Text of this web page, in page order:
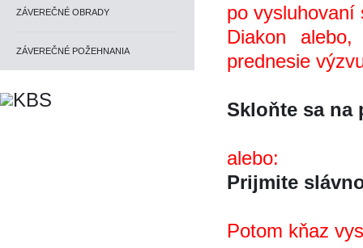
ZÁVEREČNÉ OBRADY
ZÁVEREČNÉ POŽEHNANIA
po vysluhovaní
Diakon
prednesie
Skloňte sa na
alebo:
Prijmite
Potom kňaz